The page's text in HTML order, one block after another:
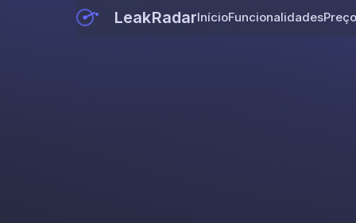
LeakRadarInícioFuncionalidades